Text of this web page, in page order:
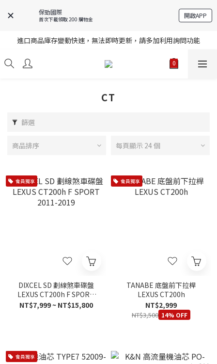
保勁國際
首次下載領取 200 購物金 開啟APP
註冊就送購物金，歡迎加入享更多優惠
註冊就送購物金，歡迎加入享更多優惠
進口商品庫存變動快速，無法即時更新，請多加利用詢問功能
註冊就送購物金，歡迎加入享更多優惠
CT
篩選
商品排序 每頁顯示 24 個
會員獨享
DIXCEL SD 劃線煞車碟盤
LEXUS CT200h F SPORT
2011-2019
NT$7,999 ~ NT$15,800
會員獨享
TANABE 底盤前下拉桿
LEXUS CT200h
NT$2,999
NT$3,500 14% OFF
會員獨享